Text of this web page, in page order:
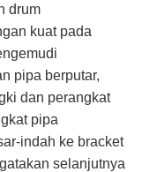
drum
kuat pada
pipa berputar,
dan perangkat
pipa
indah ke bracket
selanjutnya